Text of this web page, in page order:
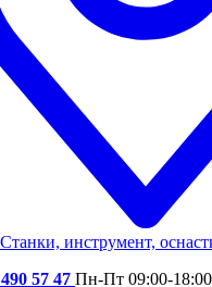
инструмент,
57 47 Пн-Пт 09:00-